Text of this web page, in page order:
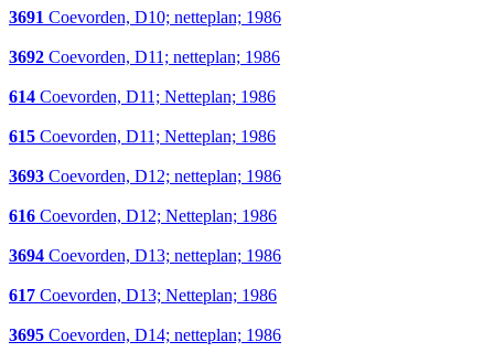
3691 Coevorden, D10; netteplan; 1986
3692 Coevorden, D11; netteplan; 1986
614 Coevorden, D11; Netteplan; 1986
615 Coevorden, D11; Netteplan; 1986
3693 Coevorden, D12; netteplan; 1986
616 Coevorden, D12; Netteplan; 1986
3694 Coevorden, D13; netteplan; 1986
617 Coevorden, D13; Netteplan; 1986
3695 Coevorden, D14; netteplan; 1986